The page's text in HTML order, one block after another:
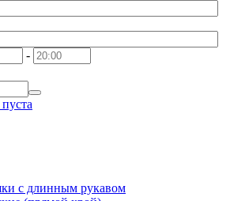
-
с длинным рукавом